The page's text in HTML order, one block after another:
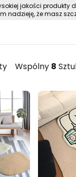
jakości produkty
nadzieję, że masz
Wspólny 8
ceny
ceny